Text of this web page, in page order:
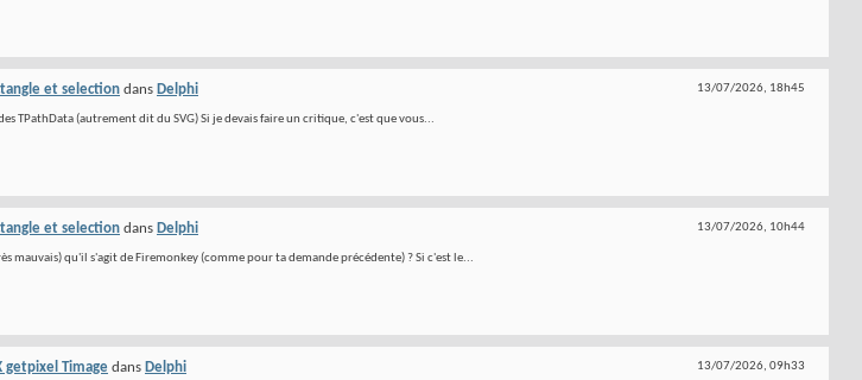
13/07/2026, 18h45
et selection dans Delphi
TPathData (autrement dit du SVG) Si je devais faire un critique, c'est que vous...
13/07/2026, 10h44
et selection dans Delphi
mauvais) qu'il s'agit de Firemonkey (comme pour ta demande précédente) ? Si c'est le...
13/07/2026, 09h33
getpixel Timage dans Delphi